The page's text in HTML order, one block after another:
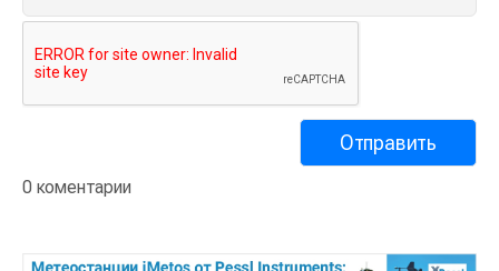
0 коментарии